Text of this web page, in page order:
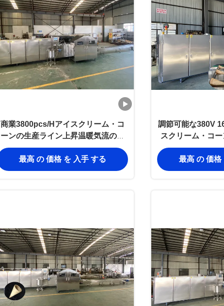
商業3800pcs/Hアイスクリーム・コ
ーンの生産ライン上昇温暖気流の処
理
最高 の 価格 を 入手 する
調節可能な380V
スクリーム・コー
最高 の 価格